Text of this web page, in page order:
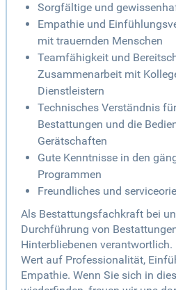
Sorgfältige und
Empathie und
mit trauernden Menschen
Teamfähigkeit und
Zusammenarbeit mit
Dienstleistern
Technisches Verständnis
Bestattungen und die
Gerätschaften
Gute Kenntnisse in den
Programmen
Freundliches und
Als Bestattungsfachkraft bei
Durchführung von
Hinterbliebenen
Wert auf Professionalität,
Empathie. Wenn Sie sich in